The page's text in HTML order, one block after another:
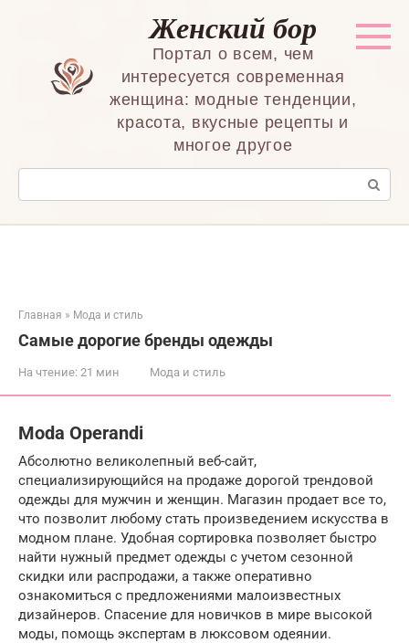
Женский бор
Портал о всем, чем
интересуется современная
женщина: модные тенденции,
красота, вкусные рецепты и
многое другое
Поиск:
Главная » Мода и стиль
Самые дорогие бренды одежды
На чтение: 21 мин Мода и стиль
Moda Operandi
Абсолютно великолепный веб-сайт,
специализирующийся на продаже дорогой трендовой
одежды для мужчин и женщин. Магазин продает все то,
что позволит любому стать произведением искусства в
модном плане. Удобная сортировка позволяет быстро
найти нужный предмет одежды с учетом сезонной
скидки или распродажи, а также оперативно
ознакомиться с предложениями малоизвестных
дизайнеров. Спасение для новичков в мире высокой
моды, помощь экспертам в люксовом одеянии.